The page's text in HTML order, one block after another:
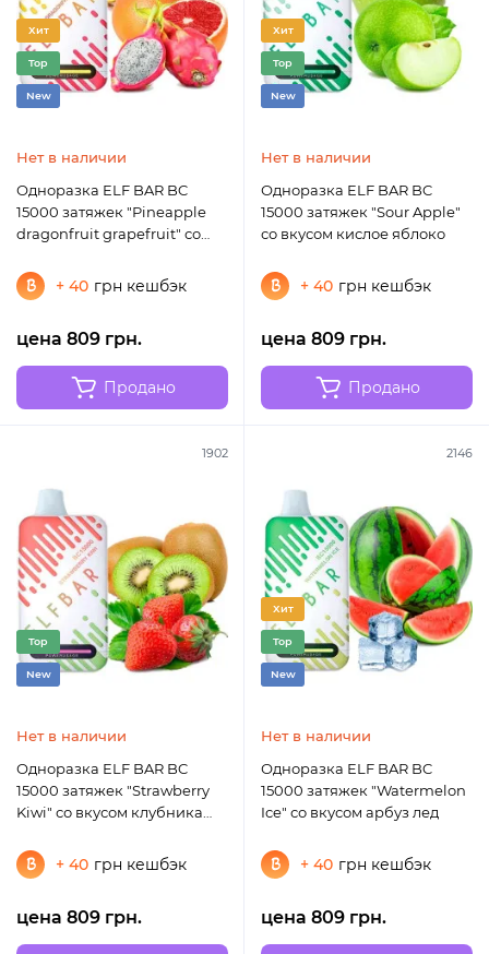
Хит
Top
New
Нет в наличии
Одноразка ELF BAR BC
15000 затяжек "Pineapple
dragonfruit grapefruit" со
грейпфрут
+ 40 грн кешбэк
цена 809 грн.
Продано
Хит
Top
New
Нет в наличии
Одноразка ELF BAR BC
15000 затяжек "Sour Apple"
со вкусом кислое яблоко
+ 40 грн кешбэк
цена 809 грн.
Продано
1902
Top
New
Нет в наличии
Одноразка ELF BAR BC
15000 затяжек "Strawberry
Kiwi" со вкусом клубника
+ 40 грн кешбэк
цена 809 грн.
2146
Хит
Top
New
Нет в наличии
Одноразка ELF BAR BC
15000 затяжек "Watermelon
Ice" со вкусом арбуз лед
+ 40 грн кешбэк
цена 809 грн.